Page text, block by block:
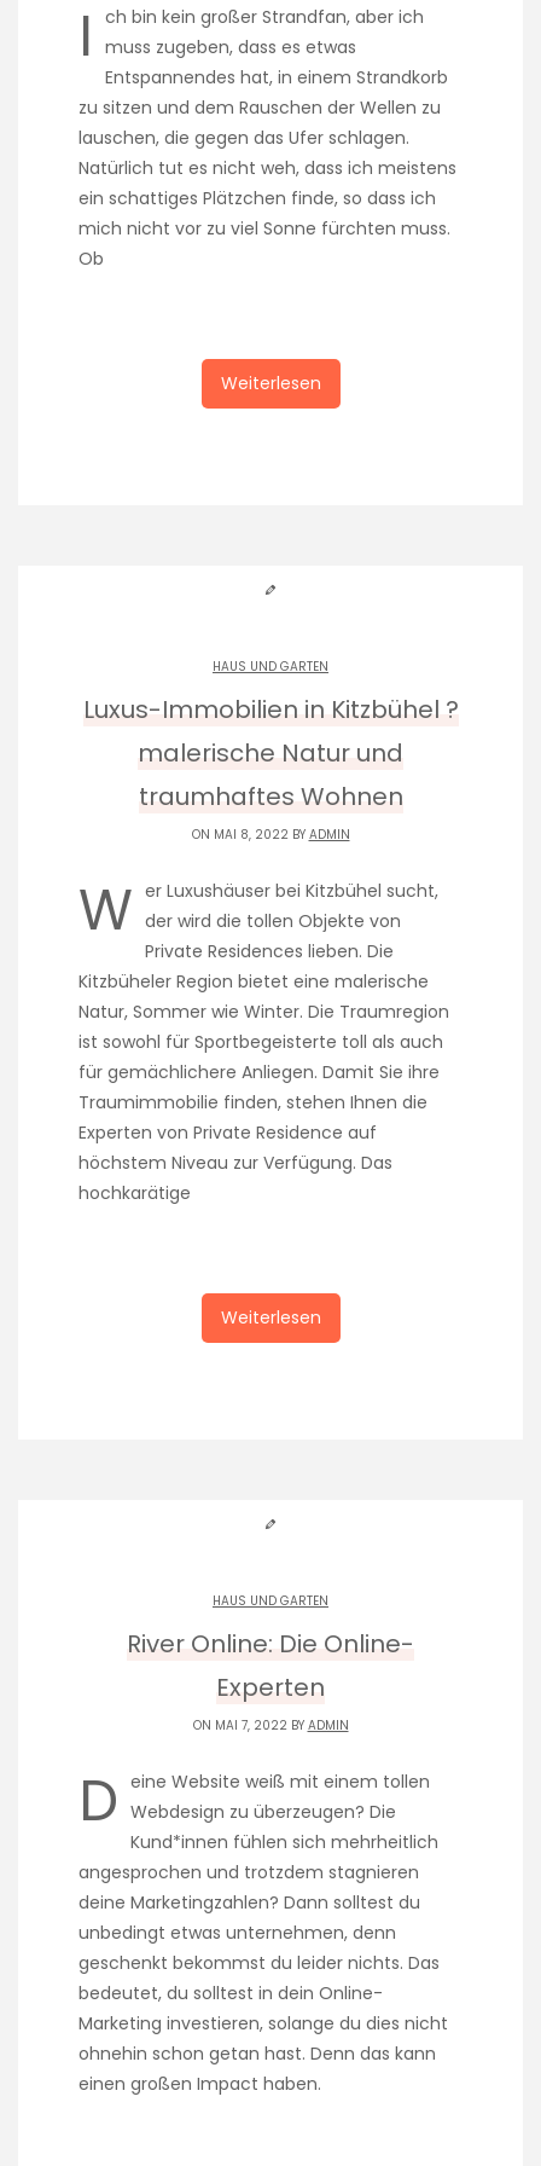
I
ch bin kein großer Strandfan, aber ich
muss zugeben, dass es etwas
Entspannendes hat, in einem Strandkorb
zu sitzen und dem Rauschen der Wellen zu
lauschen, die gegen das Ufer schlagen.
Natürlich tut es nicht weh, dass ich meistens
ein schattiges Plätzchen finde, so dass ich
mich nicht vor zu viel Sonne fürchten muss.
Ob
Weiterlesen
HAUS UND GARTEN
Luxus-Immobilien in Kitzbühel ?
malerische Natur und
traumhaftes Wohnen
ON MAI 8, 2022 BY ADMIN
W er Luxushäuser bei Kitzbühel sucht,
der wird die tollen Objekte von
Private Residences lieben. Die
Kitzbüheler Region bietet eine malerische
Natur, Sommer wie Winter. Die Traumregion
ist sowohl für Sportbegeisterte toll als auch
für gemächlichere Anliegen. Damit Sie ihre
Traumimmobilie finden, stehen Ihnen die
Experten von Private Residence auf
höchstem Niveau zur Verfügung. Das
hochkarätige
Weiterlesen
HAUS UND GARTEN
River Online: Die Online-
Experten
ON MAI 7, 2022 BY ADMIN
D eine Website weiß mit einem tollen
Webdesign zu überzeugen? Die
Kund*innen fühlen sich mehrheitlich
angesprochen und trotzdem stagnieren
deine Marketingzahlen? Dann solltest du
unbedingt etwas unternehmen, denn
geschenkt bekommst du leider nichts. Das
bedeutet, du solltest in dein Online-
Marketing investieren, solange du dies nicht
ohnehin schon getan hast. Denn das kann
einen großen Impact haben.